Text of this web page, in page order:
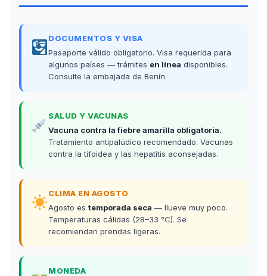
DOCUMENTOS Y VISA
Pasaporte válido obligatorio. Visa requerida para
algunos países — trámites en línea disponibles.
Consulte la embajada de Benín.
SALUD Y VACUNAS
Vacuna contra la fiebre amarilla obligatoria.
Tratamiento antipalúdico recomendado. Vacunas
contra la tifoidea y las hepatitis aconsejadas.
CLIMA EN AGOSTO
Agosto estemporada seca — llueve muy poco.
Temperaturas cálidas (28–33 °C). Se
recomiendan prendas ligeras.
MONEDA